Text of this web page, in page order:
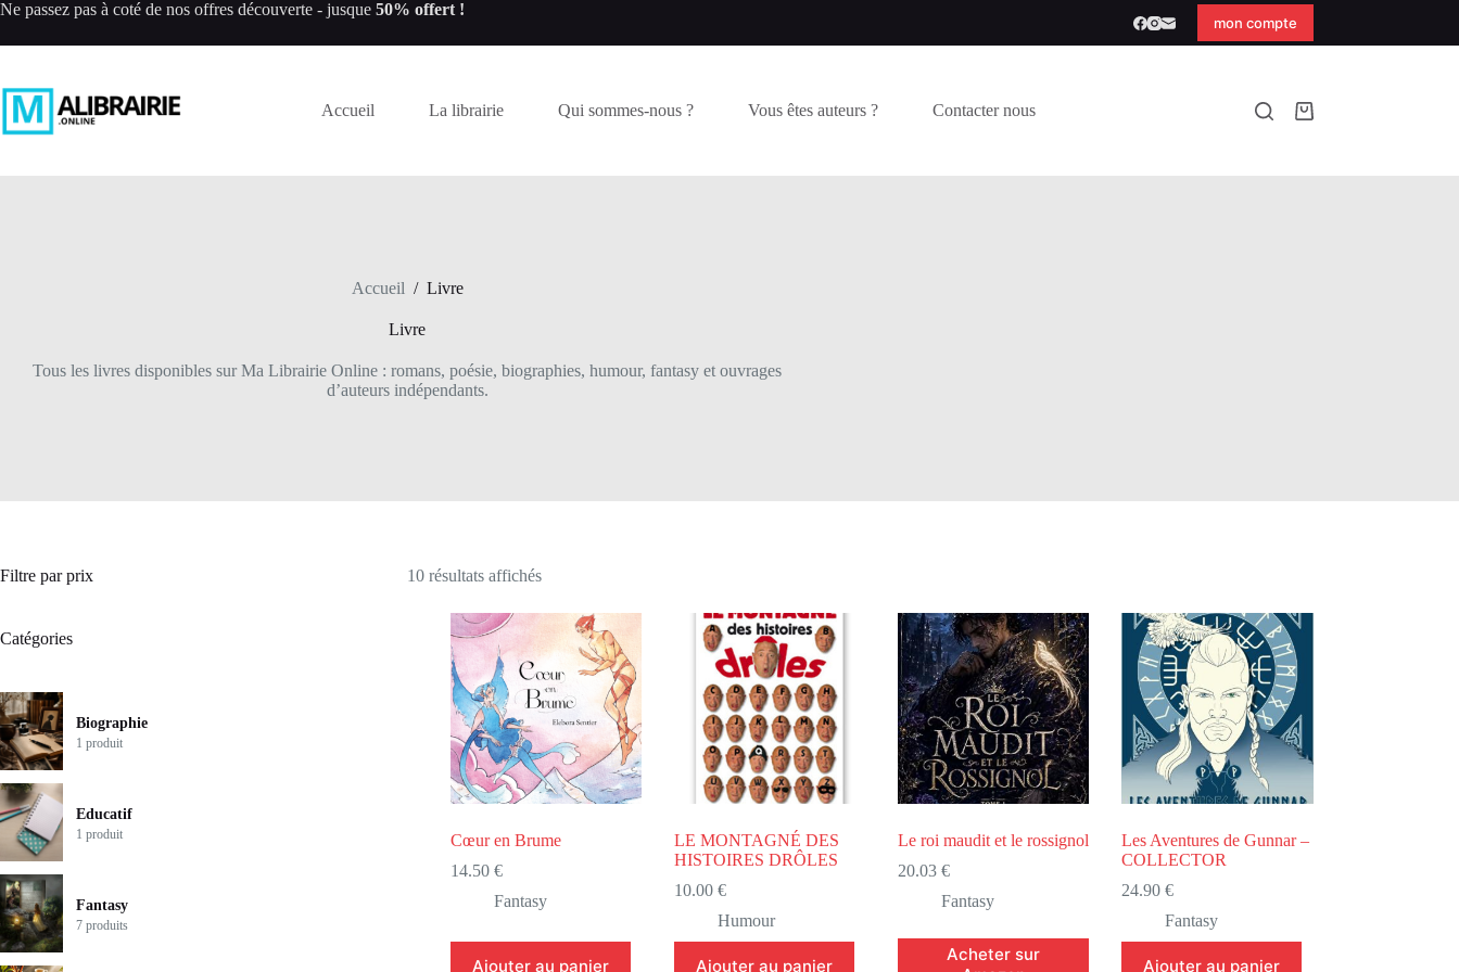
Passer
contenu
Ne passez pas à coté de nos offres découverte - jusque 50% offert !
mon compte
Accueil La librairie Qui sommes-nous ? Vous êtes auteurs ? Contacter nous
Panier
Accueil / Livre
Livre
Tous les livres disponibles sur Ma Librairie Online : romans, poésie, biographies, humour, fantasy et ouvrages
d’auteurs indépendants.
10 résultats affichés
Cœur en Brume
14.50 €
Fantasy
Ajouter au panier
LE MONTAGNÉ DES
HISTOIRES DRÔLES
10.00€
Humour
Ajouter au panier
Le roi maudit et le rossignol
20.03€
Fantasy
Acheter sur
Les Aventures de Gunnar –
COLLECTOR
24.90€
Fantasy
Ajouter au panier
Filtre par prix
Catégories
Biographie
1 produit
Educatif
1 produit
Fantasy
7 produits